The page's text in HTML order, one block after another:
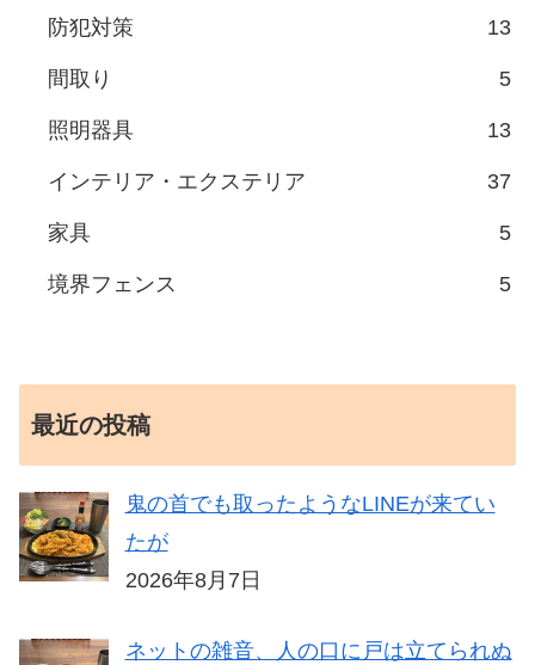
防犯対策 13
間取り 5
照明器具 13
インテリア・エクステリア 37
家具 5
境界フェンス 5
最近の投稿
鬼の首でも取ったようなLINEが来てい
たが
2026年8月7日
ネットの雑音、人の口に戸は立てられぬ